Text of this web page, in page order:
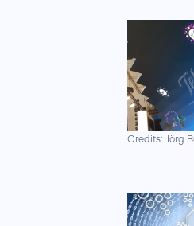
Credits: Jörg